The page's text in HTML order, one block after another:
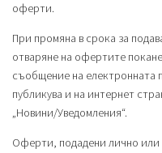
оферти.
При промяна в срока за
отваряне на офертите
съобщение на
публикува и на интернет
„Новини/Уведомления“.
Оферти, подадени лично